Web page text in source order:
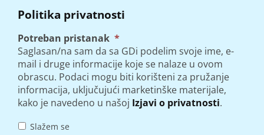
Politika privatnosti
Potreban pristanak *
Saglasan/na sam da sa GDi podelim svoje ime, e-
mail i druge informacije koje se nalaze u ovom
obrascu. Podaci mogu biti korišteni za pružanje
informacija, uključujući marketinške materijale,
kako je navedeno u našoj Izjavi o privatnosti.
Slažem se